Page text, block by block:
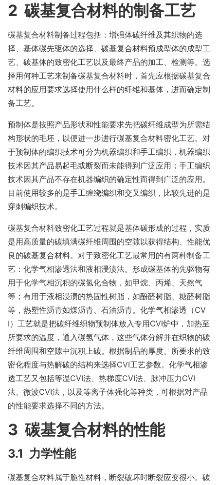
2 碳基复合材料的制备工艺
碳基复合材料制备过程包括：增强体碳纤维及其织物的选
择、基体碳先驱体的选择、碳基复合材料预成型体的成型工
艺、碳基体的致密化工艺以及最终产品的加工、检测等。选
择用何种工艺来制备碳基复合材料时，首先应根据碳基复合
材料的应用要求选择使用什么样的纤维和基体，进而确定制
备工艺。
预制体是按照产品形状和性能要求先把碳纤维成型为所需结
构形状的毛坯，以便进一步进行碳基复合材料密化工艺。对
于预制体的编织技术可分为机器编织和手工编织，机器编织
技术因其产品易起毛或断裂而未能得到广泛应用；手工编织
技术因其产品不存在机器编织的确定性而得到广泛的应用。
目前使用较多的是手工缠绕编织和交叉编织，比较先进的是
穿刺编织技术。
碳基复合材料致密化工艺过程就是基体碳形成的过程，实质
是用高质量的碳填满碳纤维周围的空隙以获得结构、性能优
良的碳基复合材料。对于致密化工艺最常用的有两种制备工
艺：化学气相渗透法和液相浸渍法。形成碳基体的先驱物有
用于化学气相沉积的碳氢化合物，如甲烷、丙烯、天然气
等；有用于液相浸渍的热固性树脂，如酚醛树脂、糖醛树脂
等，热塑性沥青如煤沥青、石油沥青。化学气相渗透（CV
I）工艺就是把碳纤维织物预制体放入专用CVI炉中，加热至
所要求的温度，通入碳氢气体，这些气体分解并在织物的碳
纤维周围和空隙中沉积上碳。根据制品的厚度、所要求的致
密化程度与热解碳的结构来选择CVI工艺参数。化学气相渗
透工艺又包括等温CVI法、热梯度CVI法、脉冲压力CVI
法、微波CVI法，以及等离子体强化等种类，可根据对产品
的性能要求选择不同的方法。
3 碳基复合材料的性能
3.1 力学性能
碳基复合材料属于脆性材料，断裂破坏时断裂应变很小。碳